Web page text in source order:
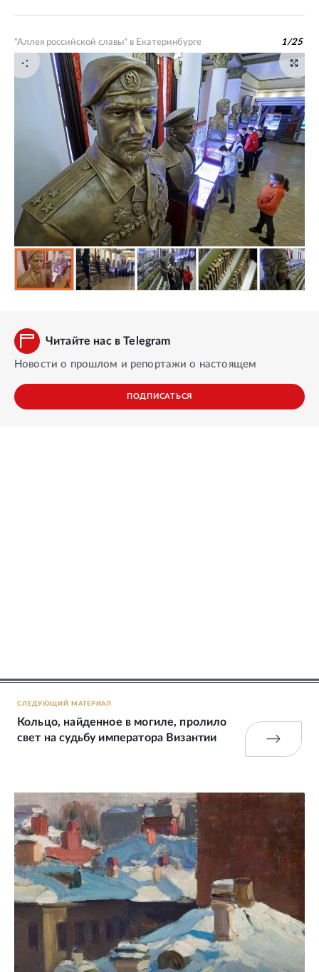
"Аллея российской славы" в Екатеринбурге 1/25
Читайте нас в Telegram
Новости о прошлом и репортажи о настоящем
ПОДПИСАТЬСЯ
СЛЕДУЮЩИЙ МАТЕРИАЛ
Кольцо, найденное в могиле, пролило
свет на судьбу императора Византии